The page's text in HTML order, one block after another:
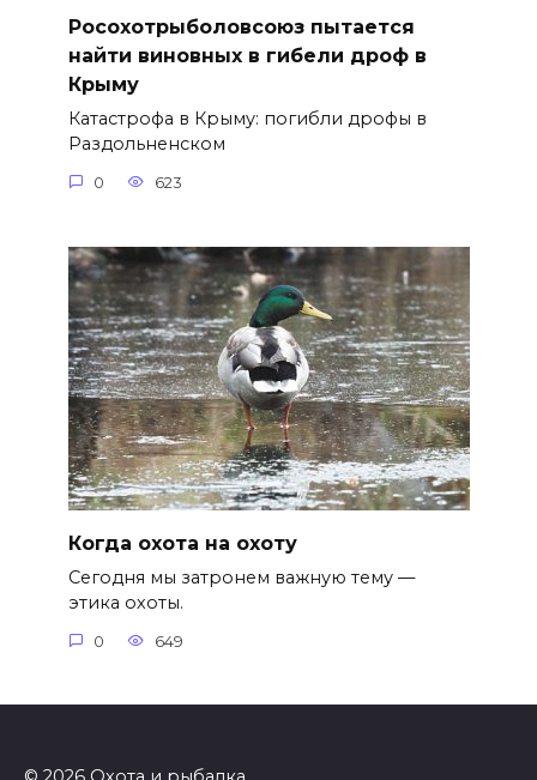
Росохотрыболовсоюз пытается
найти виновных в гибели дроф в
Крыму
Катастрофа в Крыму: погибли дрофы в
Раздольненском
0 623
Когда охота на охоту
Сегодня мы затронем важную тему —
этика охоты.
0 649